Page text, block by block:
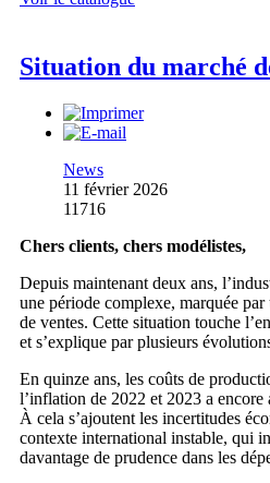
Situation du marché
News
11 février 2026
11716
Chers clients, chers modélistes,
Depuis maintenant deux ans,
une période complexe, marquée
de ventes. Cette situation touche
et s’explique par plusieurs
En quinze ans, les coûts de
l’inflation de 2022 et 2023 a
À cela s’ajoutent les incertitudes
contexte international instable, qui
davantage de prudence dans les